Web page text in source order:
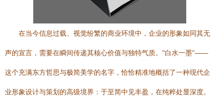
在当今信息过载、视觉纷繁的商业环境中，企业的形象如同其无
声的宣言，需要在瞬间传递其核心价值与独特气质。"白水一墨"——
这个充满东方哲思与极简美学的名字，恰恰精准地概括了一种现代企
业形象设计与策划的高级境界：于至简中见丰盈，在纯粹处显深度。